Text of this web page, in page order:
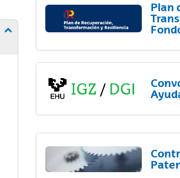
Mostrar/ocultar subpáginas
Plan